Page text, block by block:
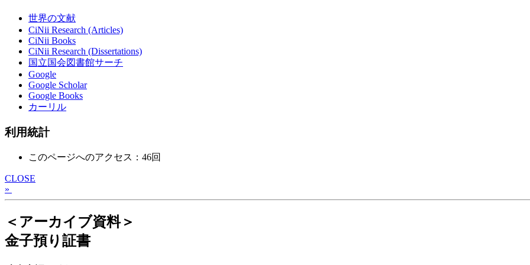
世界の文献
CiNii Research (Articles)
CiNii Books
CiNii Research (Dissertations)
国立国会図書館サーチ
Google
Google Scholar
Google Books
カーリル
利用統計
このページへのアクセス：46回
CLOSE
»
＜アーカイブ資料＞
金子預り証書